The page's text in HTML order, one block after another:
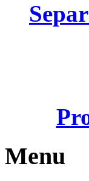
Menu